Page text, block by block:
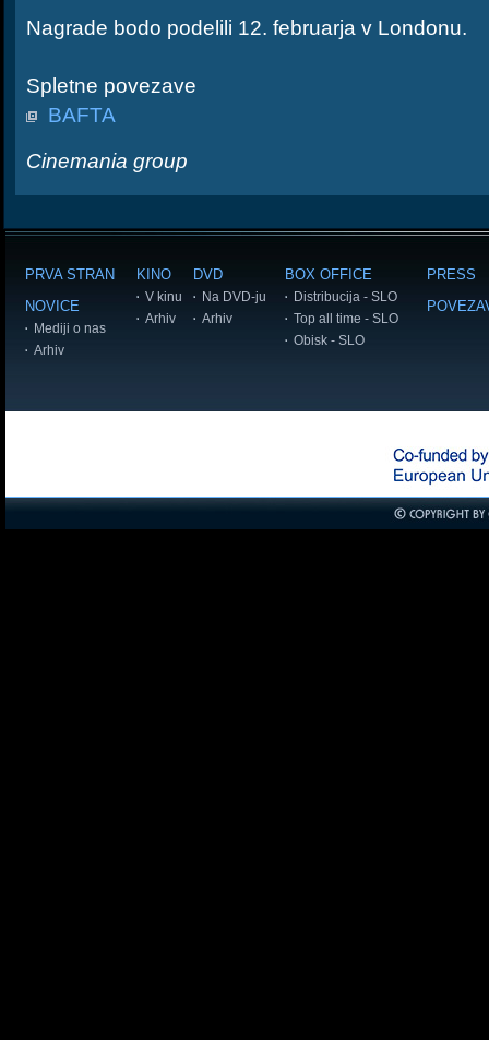
Nagrade bodo podelili 12. februarja v Londonu.
Spletne povezave
BAFTA
Cinemania group
PRVA STRAN
NOVICE
Mediji o nas
Arhiv
KINO
V kinu
Arhiv
DVD
Na DVD-ju
Arhiv
BOX OFFICE
Distribucija - SLO
Top all time - SLO
Obisk - SLO
PRESS